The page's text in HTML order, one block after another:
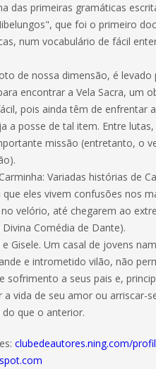
das primeiras gramáticas
que foi o primeiro
num vocabulário de fácil
de nossa dimensão, é
encontrar a Vela Sacra, um
pois ainda têm de enfrentar
a posse de tal item. Entre
missão (entretanto, o
Variadas histórias de
eles vivem confusões nos
velório, até chegarem ao
Comédia de Dante).
e Gisele. Um casal de jovens
e intrometido vilão, não
sofrimento a seus pais e,
a vida de seu amor ou arriscar-
que o anterior.
clubedeautores.ning.com/